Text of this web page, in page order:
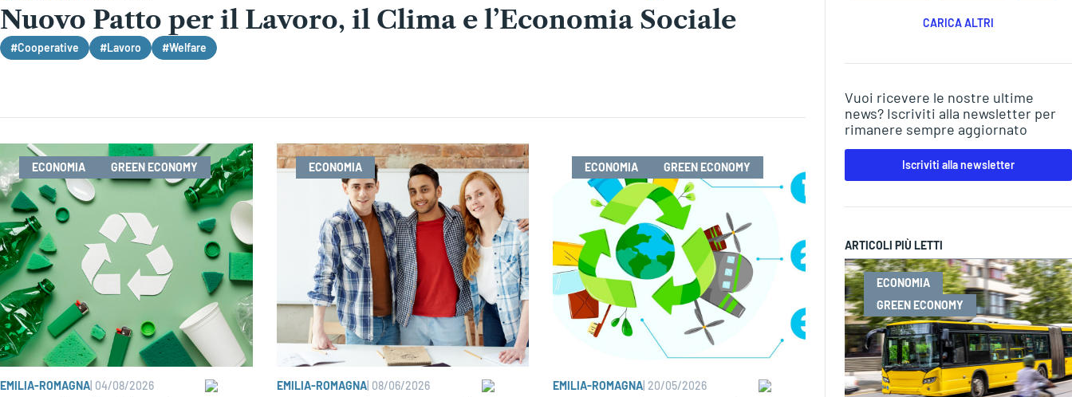
Nuovo Patto per il Lavoro, il Clima e l’Economia Sociale
#Cooperative #Lavoro #Welfare
ECONOMIA GREEN ECONOMY
EMILIA-ROMAGNA 04/08/2026
ECONOMIA
EMILIA-ROMAGNA| 08/06/2026
ECONOMIA GREEN ECONOMY
EMILIA-ROMAGNA 20/05/2026
CARICA ALTRI
Vuoi ricevere le nostre ultime
news? Iscriviti alla newsletter per
rimanere sempre aggiornato
Iscriviti alla newsletter
ARTICOLI PIÙ LETTI
ECONOMIA
GREEN ECONOMY